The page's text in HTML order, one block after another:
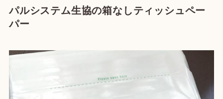
パルシステム生協の箱なしティッシュペー
パー